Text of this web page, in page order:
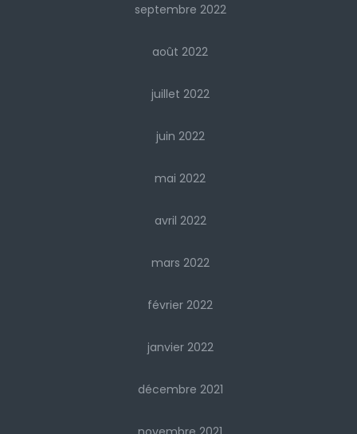
septembre 2022
août 2022
juillet 2022
juin 2022
mai 2022
avril 2022
mars 2022
février 2022
janvier 2022
décembre 2021